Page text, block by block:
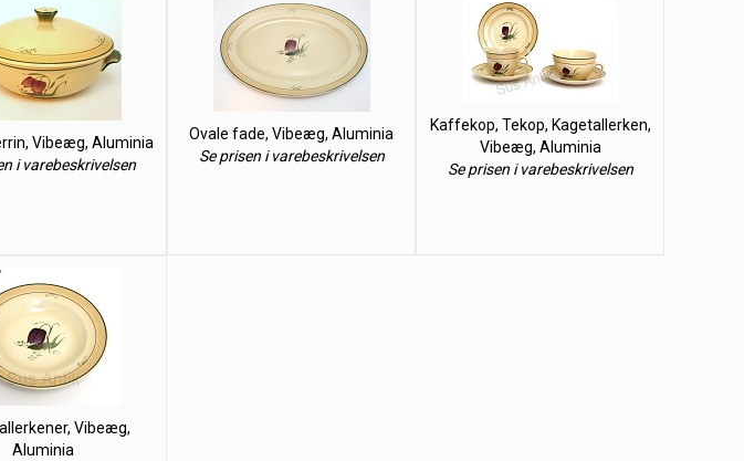
Vibeæg, Aluminia
i varebeskrivelsen
Ovale fade, Vibeæg, Aluminia
Se prisen i varebeskrivelsen
Kaffekop, Tekop, Kagetallerken,
Vibeæg, Aluminia
Se prisen i varebeskrivelsen
Vibeæg,
Aluminia